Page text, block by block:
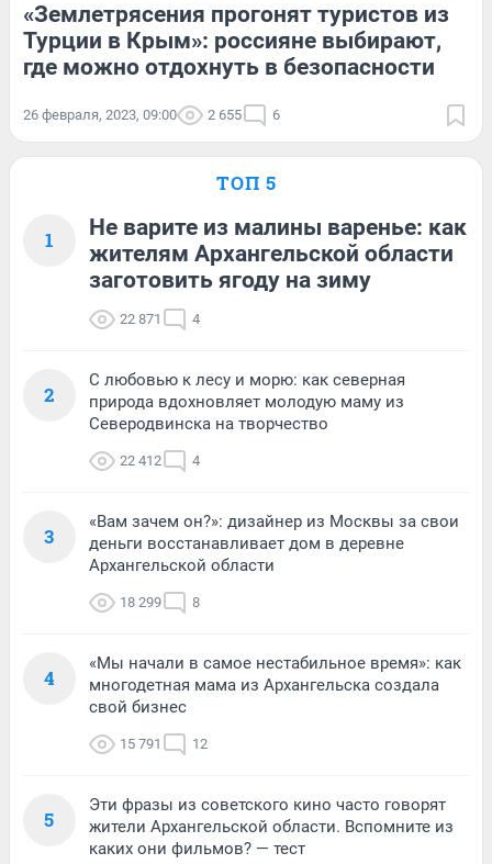
«Землетрясения прогонят туристов из
Турции в Крым»: россияне выбирают,
где можно отдохнуть в безопасности
26 февраля, 2023, 09:00 2 655 6
ТОП 5
1
Не варите из малины варенье: как
жителям Архангельской области
заготовить ягоду на зиму
22 871 4
2
С любовью к лесу и морю: как северная
природа вдохновляет молодую маму из
Северодвинска на творчество
22 412 4
3
«Вам зачем он?»: дизайнер из Москвы за свои
деньги восстанавливает дом в деревне
Архангельской области
18 299 8
4
«Мы начали в самое нестабильное время»: как
многодетная мама из Архангельска создала
свой бизнес
15 791 12
5
Эти фразы из советского кино часто говорят
жители Архангельской области. Вспомните из
каких они фильмов? — тест